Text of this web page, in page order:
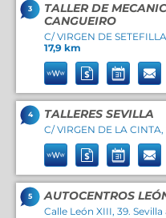
3
TALLER DE
CANGUEIRO
C/ VIRGEN DE
17,9 km
4 TALLERES SEVILLA
C/ VIRGEN DE LA CINTA,
5 AUTOCENTROS
Calle León XIII, 39. Sevilla